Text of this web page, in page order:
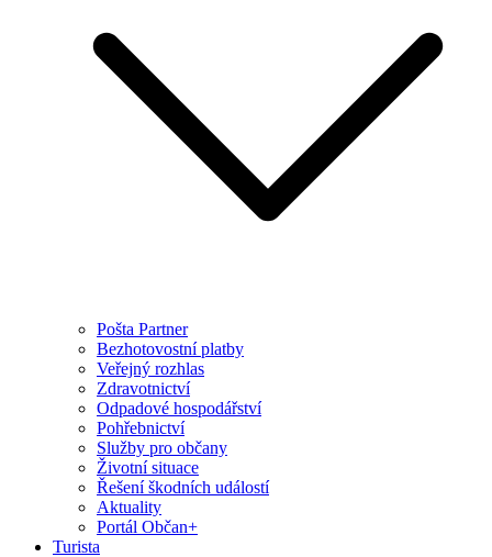
Pošta Partner
Bezhotovostní platby
Veřejný rozhlas
Zdravotnictví
Odpadové hospodářství
Pohřebnictví
Služby pro občany
Životní situace
Řešení škodních událostí
Aktuality
Portál Občan+
Turista